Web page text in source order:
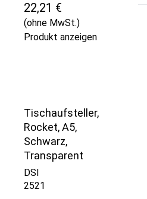
22,21 €
(ohne MwSt.)
Produkt anzeigen
Tischaufsteller,
Rocket, A5,
Schwarz,
Transparent
DSI
2521